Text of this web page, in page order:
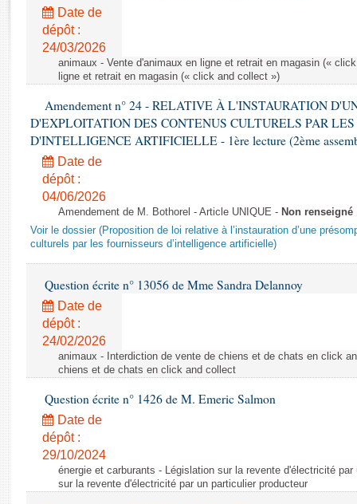
Rapports législatifs
Rapports sur l'application des lois
Baromètre de l’application des lois
Dossiers législatifs
Budget et sécurité sociale
Questions écrites et orales
Comptes rendus des débats
Date de
dépôt :
24/03/2026
animaux - Vente d'animaux en ligne et retrait en magasin («
ligne et retrait en magasin (« click and collect »)
Amendement n° 24 - RELATIVE À L'INSTAURATION
D'EXPLOITATION DES CONTENUS CULTURELS PAR LES
D'INTELLIGENCE ARTIFICIELLE - 1ère lecture (2ème
Date de
dépôt :
04/06/2026
Amendement de M. Bothorel - Article UNIQUE - Non renseigné
Voir le dossier (Proposition de loi relative à l’instauration d’une
culturels par les fournisseurs d’intelligence artificielle)
Question écrite n° 13056 de Mme Sandra Delannoy
Date de
dépôt :
24/02/2026
animaux - Interdiction de vente de chiens et de chats en click
chiens et de chats en click and collect
Question écrite n° 1426 de M. Emeric Salmon
Date de
dépôt :
29/10/2024
énergie et carburants - Législation sur la revente d'électricité
sur la revente d'électricité par un particulier producteur